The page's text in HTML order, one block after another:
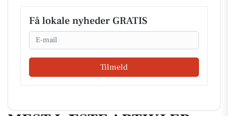
Få lokale nyheder GRATIS
Email
Tilmeld